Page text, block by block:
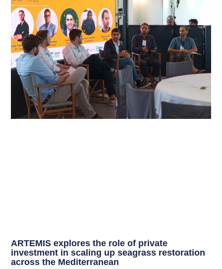
ARTEMIS explores the role of private
investment in scaling up seagrass restoration
across the Mediterranean